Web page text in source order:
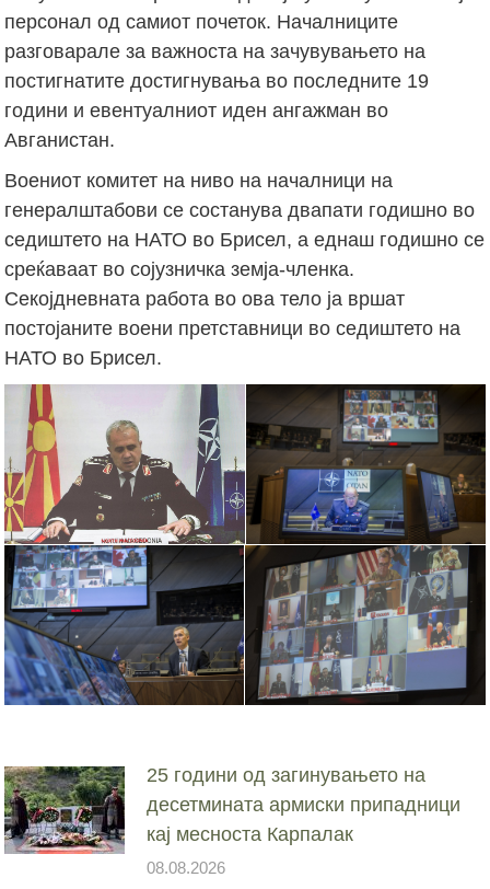
персонал од самиот почеток. Началниците
разговарале за важноста на зачувувањето на
постигнатите достигнувања во последните 19
години и евентуалниот иден ангажман во
Авганистан.
Воениот комитет на ниво на началници на
генералштабови се состанува двапати годишно во
седиштето на НАТО во Брисел, а еднаш годишно се
среќаваат во сојузничка земја-членка.
Секојдневната работа во ова тело ја вршат
постојаните воени претставници во седиштето на
НАТО во Брисел.
25 години од загинувањето на
десетмината армиски припадници
кај месноста Карпалак
08.08.2026